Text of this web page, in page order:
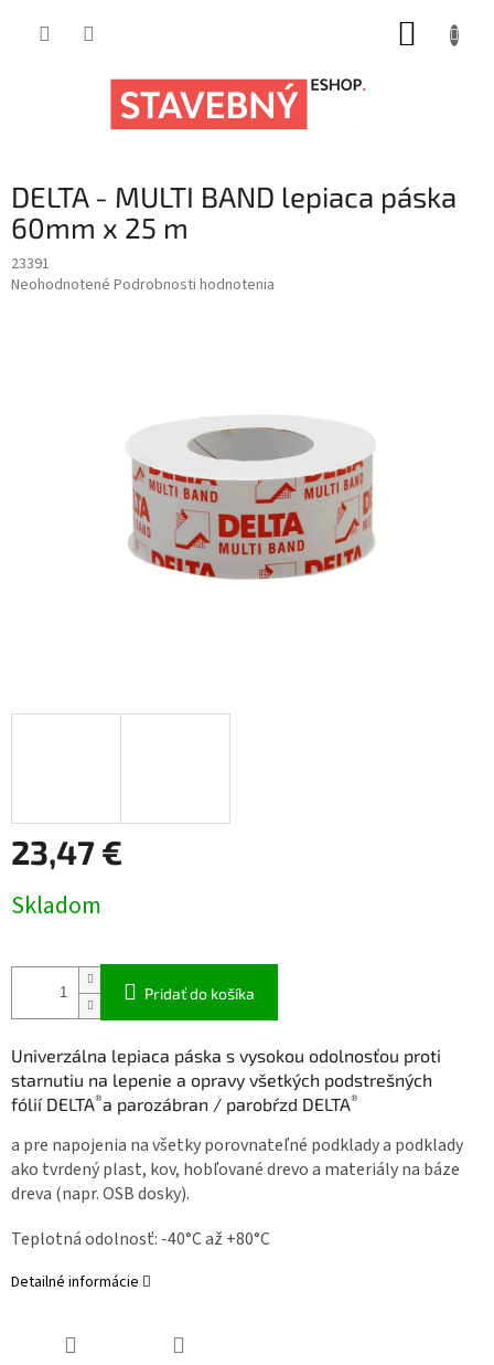
DELTA - MULTI BAND lepiaca páska
60mm x 25 m
23391
Priemerné
Neohodnotené Podrobnosti hodnotenia
23,47 €
cena:
Skladom
Pridať do košíka
Univerzálna lepiaca páska s vysokou odolnosťou proti
starnutiu na lepenie a opravy všetkých podstrešných
fólií DELTA®a parozábran / parobŕzd DELTA®
a pre napojenia na všetky porovnateľné podklady a podklady
ako tvrdený plast, kov, hobľované drevo a materiály na báze
dreva (napr. OSB dosky).
Teplotná odolnosť: -40°C až +80°C
Detailné informácie